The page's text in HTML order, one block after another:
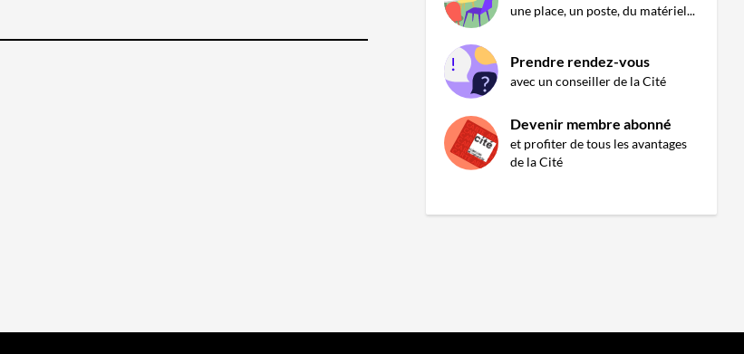
une place, un poste, du matériel...
Prendre rendez-vous
avec un conseiller de la Cité
Devenir membre abonné
et profiter de tous les avantages
de la Cité